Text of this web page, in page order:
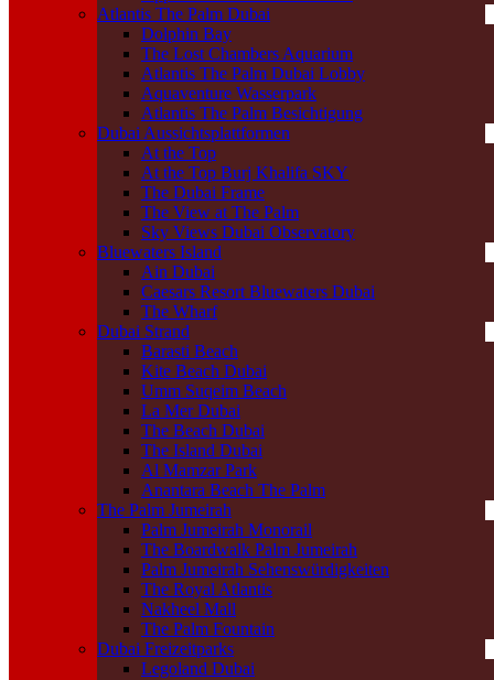
Atlantis The Palm Dubai
Dolphin Bay
The Lost Chambers Aquarium
Atlantis The Palm Dubai Lobby
Aquaventure Wasserpark
Atlantis The Palm Besichtigung
Dubai Aussichtsplattformen
At the Top
At the Top Burj Khalifa SKY
The Dubai Frame
The View at The Palm
Sky Views Dubai Observatory
Bluewaters Island
Ain Dubai
Caesars Resort Bluewaters Dubai
The Wharf
Dubai Strand
Barasti Beach
Kite Beach Dubai
Umm Suqeim Beach
La Mer Dubai
The Beach Dubai
The Island Dubai
Al Mamzar Park
Anantara Beach The Palm
The Palm Jumeirah
Palm Jumeirah Monorail
The Boardwalk Palm Jumeirah
Palm Jumeirah Sehenswürdigkeiten
The Royal Atlantis
Nakheel Mall
The Palm Fountain
Dubai Freizeitparks
Legoland Dubai